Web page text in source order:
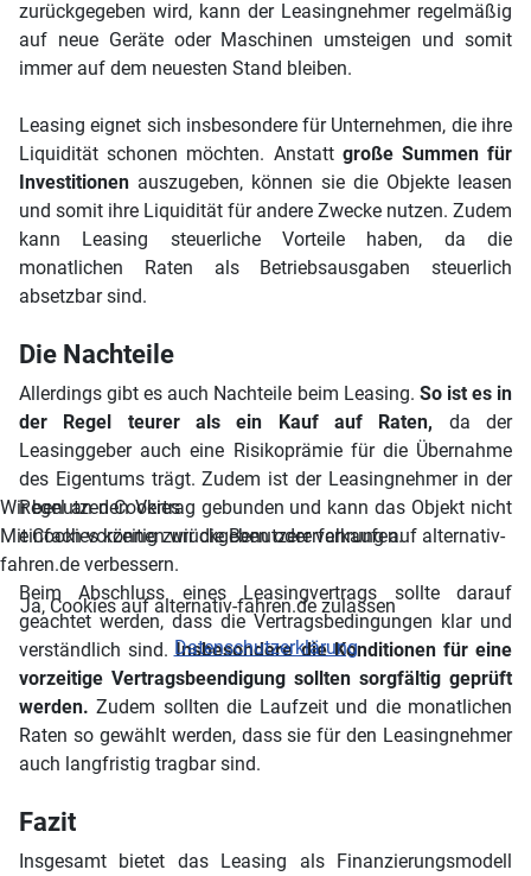
zurückgegeben wird, kann der Leasingnehmer regelmäßig
auf neue Geräte oder Maschinen umsteigen und somit
immer auf dem neuesten Stand bleiben.
Leasing eignet sich insbesondere für Unternehmen, die ihre
Liquidität schonen möchten. Anstatt große Summen für
Investitionen auszugeben, können sie die Objekte leasen
und somit ihre Liquidität für andere Zwecke nutzen. Zudem
kann Leasing steuerliche Vorteile haben, da die
monatlichen Raten als Betriebsausgaben steuerlich
absetzbar sind.
Die Nachteile
Allerdings gibt es auch Nachteile beim Leasing. So ist es in
der Regel teurer als ein Kauf auf Raten, da der
Leasinggeber auch eine Risikoprämie für die Übernahme
des Eigentums trägt. Zudem ist der Leasingnehmer in der
Regel an den Vertrag gebunden und kann das Objekt nicht
einfach vorzeitig zurückgeben oder verkaufen.
Beim Abschluss eines Leasingvertrags sollte darauf
geachtet werden, dass die Vertragsbedingungen klar und
verständlich sind.Insbesondere die Konditionen für eine
vorzeitige Vertragsbeendigung sollten sorgfältig geprüft
werden. Zudem sollten die Laufzeit und die monatlichen
Raten so gewählt werden, dass sie für den Leasingnehmer
auch langfristig tragbar sind.
Fazit
Insgesamt bietet das Leasing als Finanzierungsmodell
Wir benutzen Cookies
Mit Cookies können wir die Benutzererfahrung auf alternativ-
fahren.de verbessern.
Ja, Cookies auf alternativ-fahren.de zulassen
Datenschutzerklärung